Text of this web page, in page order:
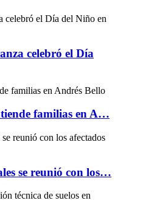
celebró el Día
familias en A…
se reunió con los…